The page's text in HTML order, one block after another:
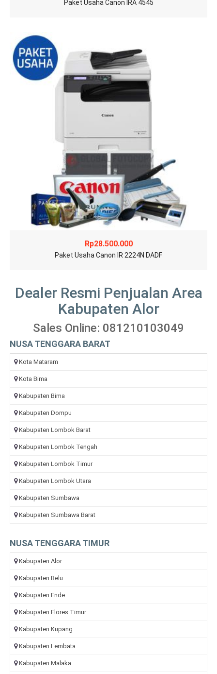
Paket Usaha Canon IRA 4545
Rp28.500.000
Paket Usaha Canon IR 2224N DADF
Dealer Resmi Penjualan Area
Kabupaten Alor
Sales Online: 081210103049
NUSA TENGGARA BARAT
Kota Mataram
Kota Bima
Kabupaten Bima
Kabupaten Dompu
Kabupaten Lombok Barat
Kabupaten Lombok Tengah
Kabupaten Lombok Timur
Kabupaten Lombok Utara
Kabupaten Sumbawa
Kabupaten Sumbawa Barat
NUSA TENGGARA TIMUR
Kabupaten Alor
Kabupaten Belu
Kabupaten Ende
Kabupaten Flores Timur
Kabupaten Kupang
Kabupaten Lembata
Kabupaten Malaka